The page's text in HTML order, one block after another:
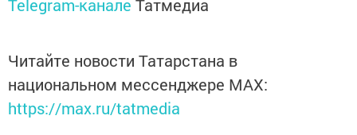
Telegram-канале Татмедиа
Читайте новости Татарстана в
национальном мессенджере MАХ:
https://max.ru/tatmedia